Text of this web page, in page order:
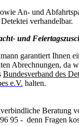
An- und
verhandelbar.
und
garantiert Ihnen
Abrechnungen, da
Bundesverband des
e.V. halten.
Beratung
95 - denn Fragen